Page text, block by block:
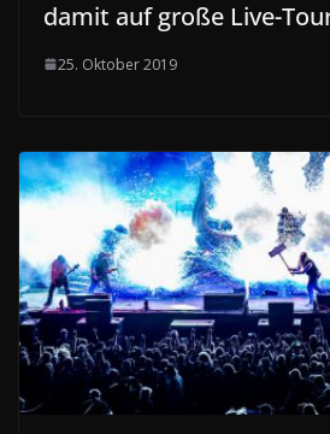
damit auf große Live-
25. Oktober 2019